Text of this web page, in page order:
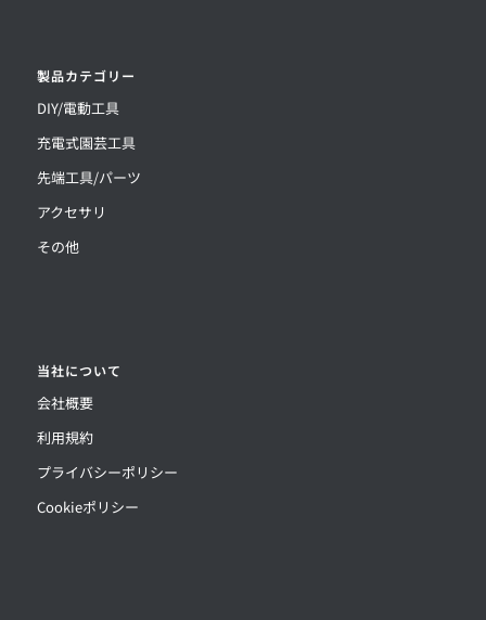
製品カテゴリー
DIY/電動工具
充電式園芸工具
先端工具/パーツ
アクセサリ
その他
当社について
会社概要
利用規約
プライバシーポリシー
Cookieポリシー